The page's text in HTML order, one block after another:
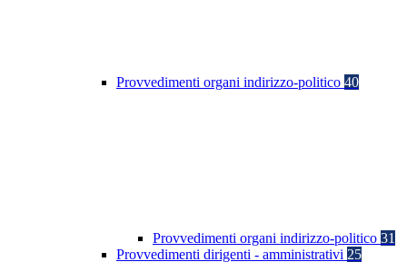
Provvedimenti organi indirizzo-politico 40
Provvedimenti organi indirizzo-politico 31
Provvedimenti dirigenti - amministrativi 25